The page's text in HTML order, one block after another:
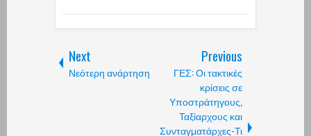
Next
Νεότερη ανάρτηση
Previous
ΓΕΣ: Οι τακτικές
κρίσεις σε
Υποστράτηγους,
Ταξίαρχους και
Συνταγματάρχες-Τι